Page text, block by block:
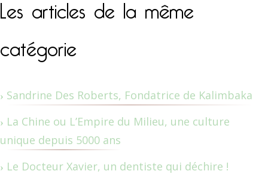
catégorie
Sandrine Des Roberts, Fondatrice de Kalimbaka
La Chine ou L’Empire du Milieu, une culture
unique depuis 5000 ans
Le Docteur Xavier, un dentiste qui déchire !